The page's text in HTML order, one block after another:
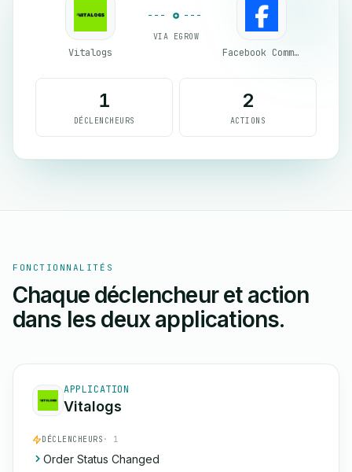
Vitalogs
VIA EGROW
Facebook Commerce
1
DÉCLENCHEURS
2
ACTIONS
FONCTIONNALITÉS
Chaque déclencheur et action
dans les deux applications.
APPLICATION
Vitalogs
DÉCLENCHEURS · 1
Order Status Changed